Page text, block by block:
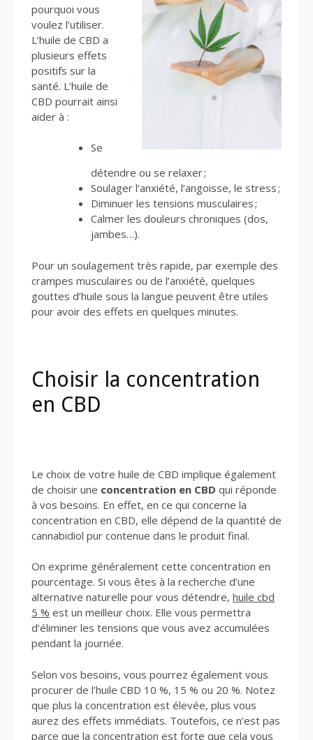
pourquoi vous
voulez l’utiliser.
L’huile de CBD a
plusieurs effets
positifs sur la
santé. L’huile de
CBD pourrait ainsi
aider à :
Se
détendre ou se relaxer ;
Soulager l’anxiété, l’angoisse, le stress ;
Diminuer les tensions musculaires ;
Calmer les douleurs chroniques (dos,
jambes…).
Pour un soulagement très rapide, par exemple des
crampes musculaires ou de l’anxiété, quelques
gouttes d’huile sous la langue peuvent être utiles
pour avoir des effets en quelques minutes.
Choisir la concentration
en CBD
Le choix de votre huile de CBD implique également
de choisir une concentration en CBD qui réponde
à vos besoins. En effet, en ce qui concerne la
concentration en CBD, elle dépend de la quantité de
cannabidiol pur contenue dans le produit final.
On exprime généralement cette concentration en
pourcentage. Si vous êtes à la recherche d’une
alternative naturelle pour vous détendre, huile cbd
5 % est un meilleur choix. Elle vous permettra
d’éliminer les tensions que vous avez accumulées
pendant la journée.
Selon vos besoins, vous pourrez également vous
procurer de l’huile CBD 10 %, 15 % ou 20 %. Notez
que plus la concentration est élevée, plus vous
aurez des effets immédiats. Toutefois, ce n’est pas
parce que la concentration est forte que cela vous